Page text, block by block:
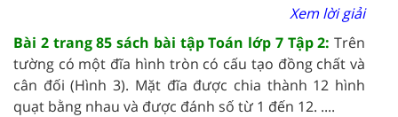
Xem lời giải
Bài 2 trang 85 sách bài tập Toán lớp 7 Tập 2: Trên
tường có một đĩa hình tròn có cấu tạo đồng chất và
cân đối (Hình 3). Mặt đĩa được chia thành 12 hình
quạt bằng nhau và được đánh số từ 1 đến 12. ....